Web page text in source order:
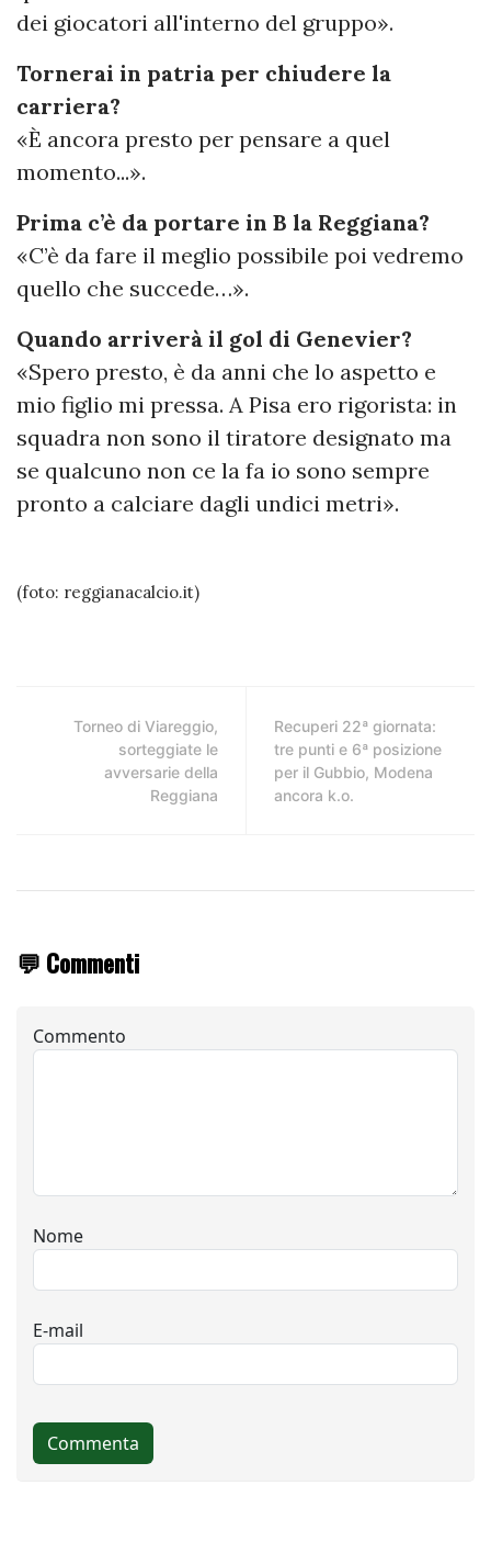
dei giocatori all'interno del gruppo».
Tornerai in patria per chiudere la
carriera?
«È ancora presto per pensare a quel
momento...».
Prima c’è da portare in B la Reggiana?
«C’è da fare il meglio possibile poi vedremo
quello che succede…».
Quando arriverà il gol di Genevier?
«Spero presto, è da anni che lo aspetto e
mio figlio mi pressa. A Pisa ero rigorista: in
squadra non sono il tiratore designato ma
se qualcuno non ce la fa io sono sempre
pronto a calciare dagli undici metri».
(foto: reggianacalcio.it)
Torneo di Viareggio,
sorteggiate le
avversarie della
Reggiana
Recuperi 22ª giornata:
tre punti e 6ª posizione
per il Gubbio, Modena
ancora k.o.
💬 Commenti